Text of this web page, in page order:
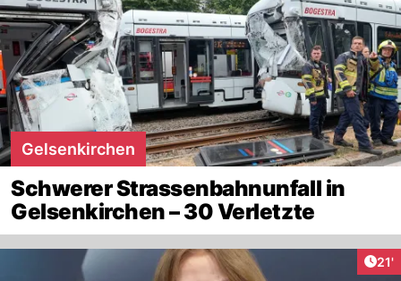
Gelsenkirchen
Schwerer Strassenbahnunfall in
Gelsenkirchen – 30 Verletzte
21'